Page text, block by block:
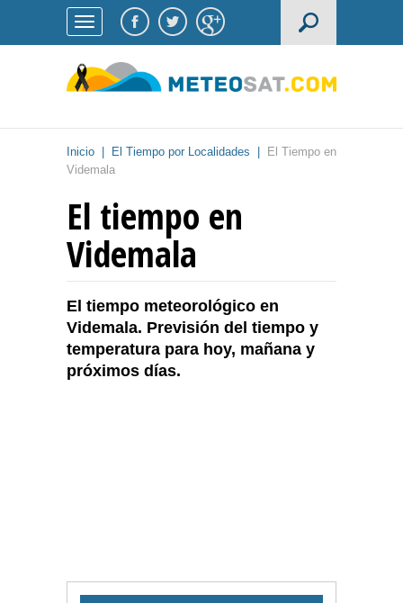
Inicio El Tiempo por Localidades
El Tiempo en
Videmala
El tiempo en
Videmala
El tiempo meteorológico en
Videmala. Previsión del tiempo y
temperatura para hoy, mañana y
próximos días.